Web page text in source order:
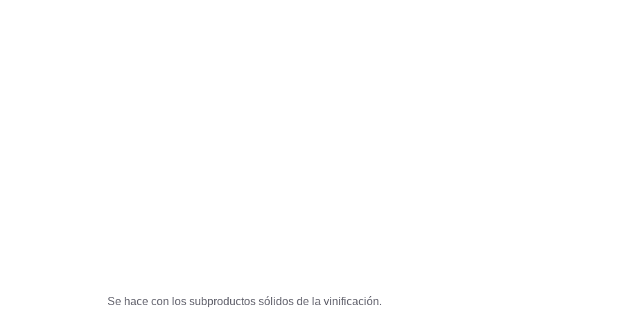
Se hace con los subproductos sólidos de la vinificación.